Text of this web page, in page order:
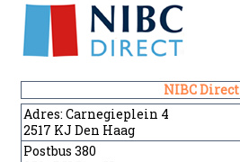
NIBC Direct
Adres: Carnegieplein 4
2517 KJ Den Haag
Postbus 380